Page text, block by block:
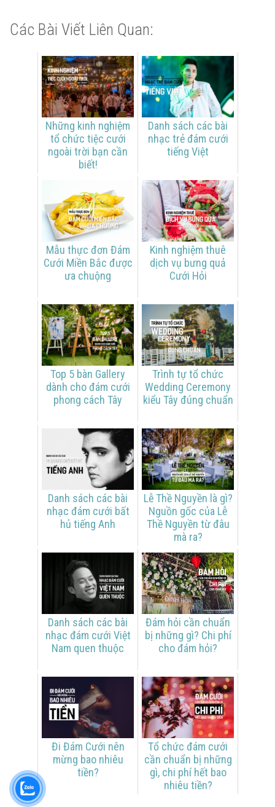
Các Bài Viết Liên Quan:
Những kinh nghiệm
tổ chức tiệc cưới
ngoài trời bạn cần
biết!
Danh sách các bài
nhạc trẻ đám cưới
tiếng Việt
Mẫu thực đơn Đám
Cưới Miền Bắc được
ưa chuộng
Kinh nghiệm thuê
dịch vụ bưng quả
Cưới Hỏi
Top 5 bàn Gallery
dành cho đám cưới
phong cách Tây
Trình tự tổ chức
Wedding Ceremony
kiểu Tây đúng chuẩn
Danh sách các bài
nhạc đám cưới bất
hủ tiếng Anh
Lễ Thề Nguyền là gì?
Nguồn gốc của Lễ
Thề Nguyền từ đâu
mà ra?
Danh sách các bài
nhạc đám cưới Việt
Nam quen thuộc
Đám hỏi cần chuẩn
bị những gì? Chi phí
cho đám hỏi?
Đi Đám Cưới nên
mừng bao nhiêu
tiền?
Tổ chức đám cưới
cần chuẩn bị những
gì, chi phí hết bao
nhiêu tiền?